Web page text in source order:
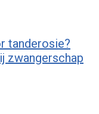
tanderosie?
zwangerschap